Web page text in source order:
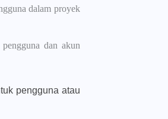
dalam proyek
dan akun
pengguna atau